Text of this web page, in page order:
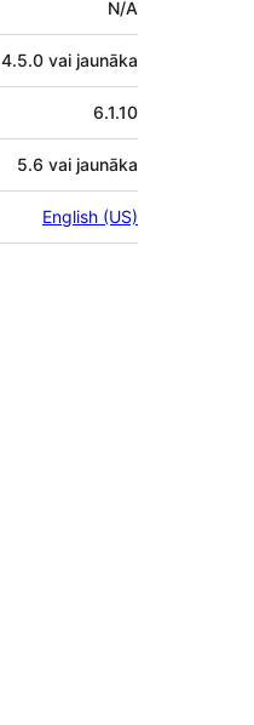
N/A
4.5.0 vai jaunāka
6.1.10
5.6 vai jaunāka
English (US)